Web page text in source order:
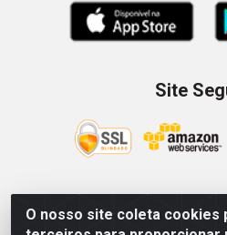
O nosso site coleta cookies
Site
Zein Importação e Comércio LTDA